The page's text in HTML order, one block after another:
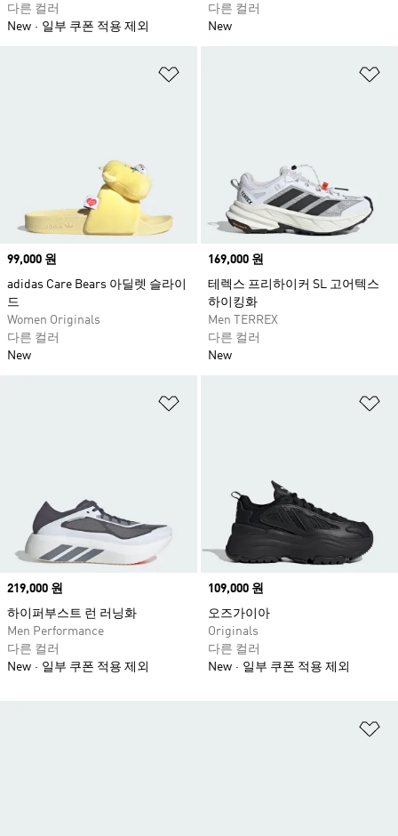
다른 컬러
New
일부 쿠폰 적용 제외
다른 컬러
New
Price
99,000 원
adidas Care Bears 아딜렛 슬라이
드
Women Originals
다른 컬러
New
Price
169,000 원
테렉스 프리하이커 SL 고어텍스
하이킹화
Men TERREX
다른 컬러
New
Price
219,000 원
하이퍼부스트 런 러닝화
Men Performance
다른 컬러
New
일부 쿠폰 적용 제외
Price
109,000 원
오즈가이아
Originals
다른 컬러
New
일부 쿠폰 적용 제외